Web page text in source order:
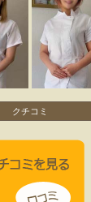
クチコミ